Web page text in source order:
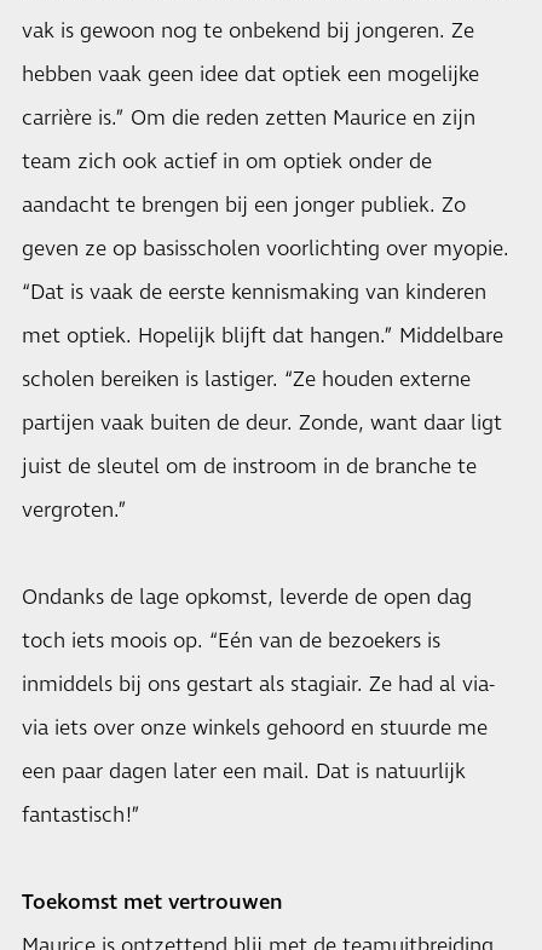
vak is gewoon nog te onbekend bij jongeren. Ze
hebben vaak geen idee dat optiek een mogelijke
carrière is.” Om die reden zetten Maurice en zijn
team zich ook actief in om optiek onder de
aandacht te brengen bij een jonger publiek. Zo
geven ze op basisscholen voorlichting over myopie.
“Dat is vaak de eerste kennismaking van kinderen
met optiek. Hopelijk blijft dat hangen.” Middelbare
scholen bereiken is lastiger. “Ze houden externe
partijen vaak buiten de deur. Zonde, want daar ligt
juist de sleutel om de instroom in de branche te
vergroten.”
Ondanks de lage opkomst, leverde de open dag
toch iets moois op. “Eén van de bezoekers is
inmiddels bij ons gestart als stagiair. Ze had al via-
via iets over onze winkels gehoord en stuurde me
een paar dagen later een mail. Dat is natuurlijk
fantastisch!”
Toekomst met vertrouwen